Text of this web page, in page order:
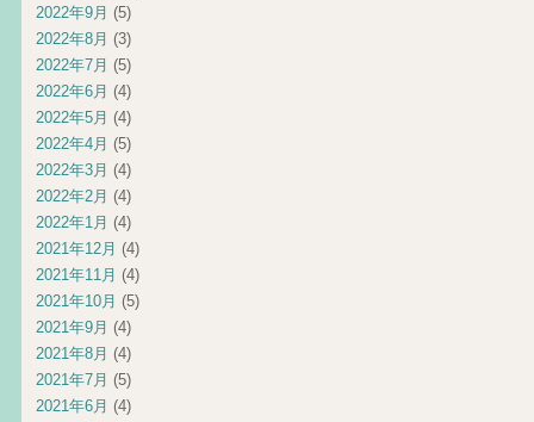
2022年9月 (5)
2022年8月 (3)
2022年7月 (5)
2022年6月 (4)
2022年5月 (4)
2022年4月 (5)
2022年3月 (4)
2022年2月 (4)
2022年1月 (4)
2021年12月 (4)
2021年11月 (4)
2021年10月 (5)
2021年9月 (4)
2021年8月 (4)
2021年7月 (5)
2021年6月 (4)